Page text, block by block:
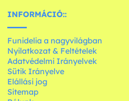
INFORMÁCIÓ::
Funidelia a nagyvilágban
Nyilatkozat & Feltételek
Adatvédelmi Irányelvek
Sütik Irányelve
Elállási jog
Sitemap